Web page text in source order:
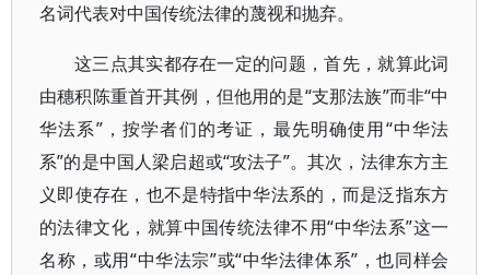
名词代表对中国传统法律的蔑视和抛弃。
这三点其实都存在一定的问题，首先，就算此词
由穗积陈重首开其例，但他用的是“支那法族”而非“中
华法系”，按学者们的考证，最先明确使用“中华法
系”的是中国人梁启超或“攻法子”。其次，法律东方主
义即使存在，也不是特指中华法系的，而是泛指东方
的法律文化，就算中国传统法律不用“中华法系”这一
名称，或用“中华法宗”或“中华法律体系”，也同样会